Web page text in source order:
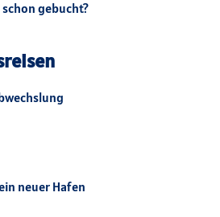
gebucht?
neuer Hafen